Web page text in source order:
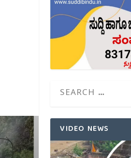
VIDEO NEWS